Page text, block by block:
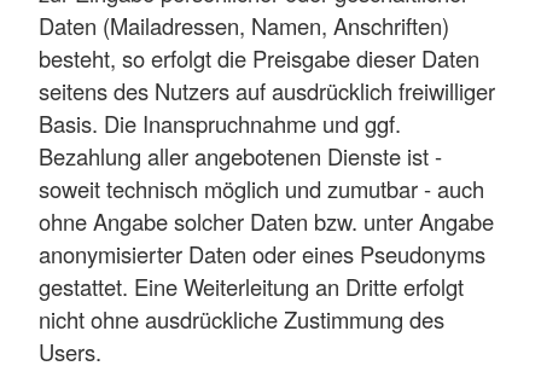
Daten (Mailadressen, Namen, Anschriften)
besteht, so erfolgt die Preisgabe dieser Daten
seitens des Nutzers auf ausdrücklich freiwilliger
Basis. Die Inanspruchnahme und ggf.
Bezahlung aller angebotenen Dienste ist -
soweit technisch möglich und zumutbar - auch
ohne Angabe solcher Daten bzw. unter Angabe
anonymisierter Daten oder eines Pseudonyms
gestattet. Eine Weiterleitung an Dritte erfolgt
nicht ohne ausdrückliche Zustimmung des
Users.